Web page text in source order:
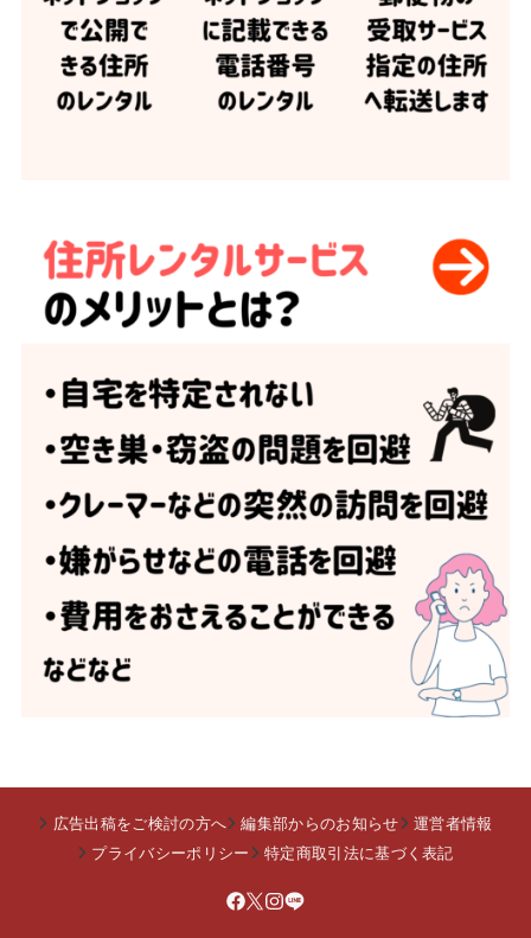
広告出稿をご検討の方へ 編集部からのお知らせ
運営者情報
プライバシーポリシー
特定商取引法に基づく表記